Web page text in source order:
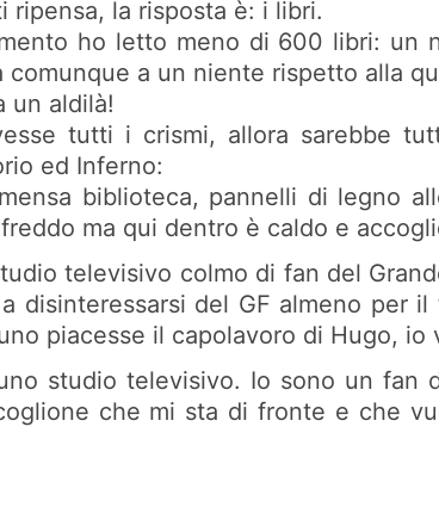
ripensa, la risposta è: i libri.
ho letto meno di 600 libri: un
comunque a un niente rispetto alla
un aldilà!
tutti i crismi, allora sarebbe
ed Inferno:
biblioteca, pannelli di legno
ma qui dentro è caldo e
televisivo colmo di fan del
disinteressarsi del GF almeno per
piacesse il capolavoro di Hugo,
studio televisivo. Io sono un fan
che mi sta di fronte e che